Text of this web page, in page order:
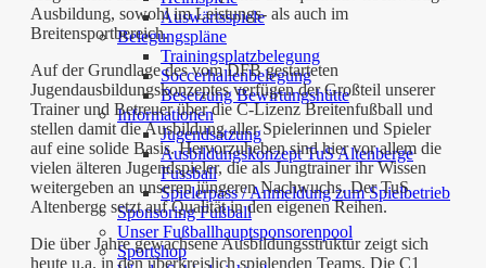
Auswärtsspiele
Belegungspläne
Trainingsplatzbelegung
Soccerhallenbelegung
Besetzung Bewirtungshütte
Informationen
Jugendsatzung
Ausbildungskonzept TuS Altenberge
Fussball
Spielerpass / Anmeldung zum Spielbetrieb
Sponsoring Fußball
Unser Fußballhauptsponsorenpool
Sportshop
Ausbildung, sowohl im Leistungs- als auch im
Breitensportbereich.
Auf der Grundlage des vom DFB gestarteten
Jugendausbildungskonzeptes verfügen der Großteil unserer
Trainer und Betreuer über die C-Lizenz Breitenfußball und
stellen damit die Ausbildung aller Spielerinnen und Spieler
auf eine solide Basis. Hervorzuheben sind hier vor allem die
vielen älteren Jugendspieler, die als Jungtrainer ihr Wissen
weitergeben an unseren jüngeren Nachwuchs. Der TuS
Altenberge setzt auf Qualität in den eigenen Reihen.
Die über Jahre gewachsene Ausbildungsstruktur zeigt sich
heute u.a. in den überkreislich spielenden Teams. Die C1